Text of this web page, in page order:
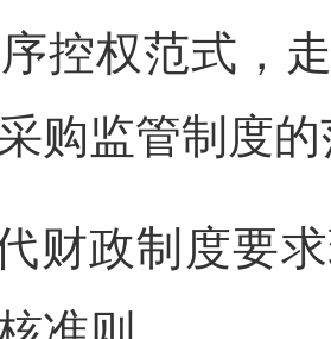
控权范式，
购监管制度
财政制度要